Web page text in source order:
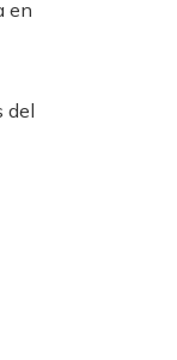
en
del